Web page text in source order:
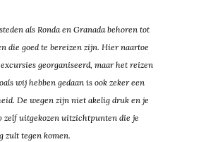
als Ronda en Granada behoren tot
die goed te bereizen zijn. Hier naartoe
georganiseerd, maar het reizen
wij hebben gedaan is ook zeker een
De wegen zijn niet akelig druk en je
zelf uitgekozen uitzichtpunten die je
zult tegen komen.